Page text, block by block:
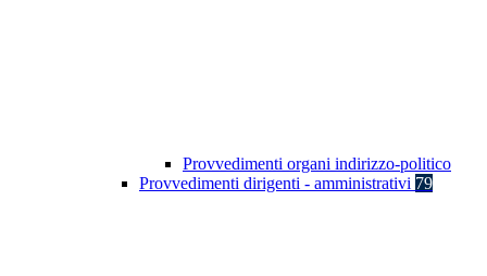
Provvedimenti organi indirizzo-politico
Provvedimenti dirigenti - amministrativi 79